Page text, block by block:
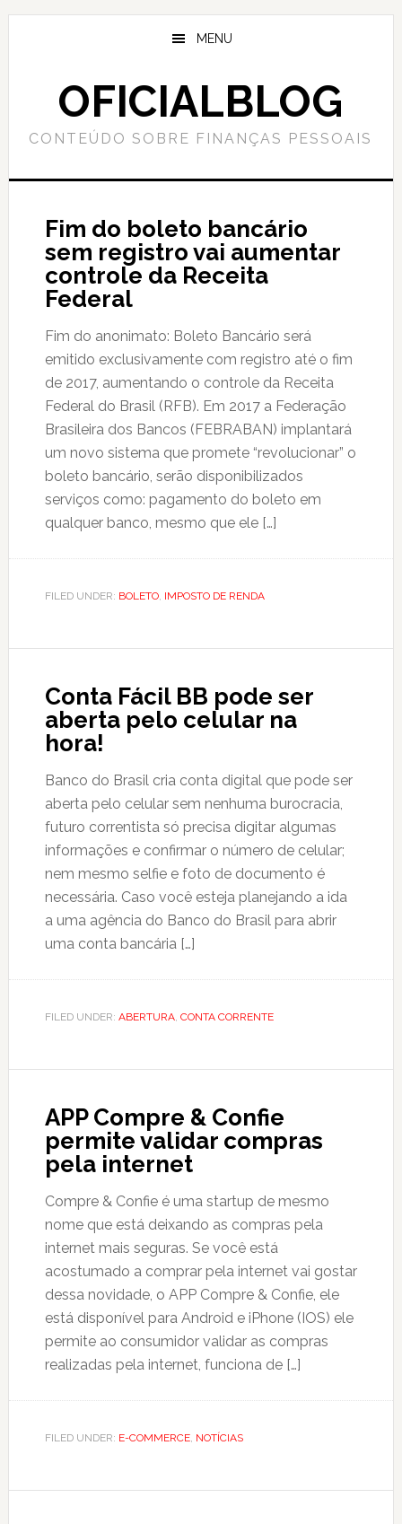
Skip
Skip
MENU
OFICIALBLOG
CONTEÚDO SOBRE FINANÇAS PESSOAIS
Fim do boleto bancário
sem registro vai aumentar
controle da Receita
Federal
Fim do anonimato: Boleto Bancário será
emitido exclusivamente com registro até o fim
de 2017, aumentando o controle da Receita
Federal do Brasil (RFB). Em 2017 a Federação
Brasileira dos Bancos (FEBRABAN) implantará
um novo sistema que promete “revolucionar” o
boleto bancário, serão disponibilizados
serviços como: pagamento do boleto em
qualquer banco, mesmo que ele […]
FILED UNDER: BOLETO, IMPOSTO DE RENDA
Conta Fácil BB pode ser
aberta pelo celular na
hora!
Banco do Brasil cria conta digital que pode ser
aberta pelo celular sem nenhuma burocracia,
futuro correntista só precisa digitar algumas
informações e confirmar o número de celular;
nem mesmo selfie e foto de documento é
necessária. Caso você esteja planejando a ida
a uma agência do Banco do Brasil para abrir
uma conta bancária […]
FILED UNDER: ABERTURA, CONTA CORRENTE
APP Compre & Confie
permite validar compras
pela internet
Compre & Confie é uma startup de mesmo
nome que está deixando as compras pela
internet mais seguras. Se você está
acostumado a comprar pela internet vai gostar
dessa novidade, o APP Compre & Confie, ele
está disponível para Android e iPhone (IOS) ele
permite ao consumidor validar as compras
realizadas pela internet, funciona de […]
FILED UNDER: E-COMMERCE, NOTÍCIAS